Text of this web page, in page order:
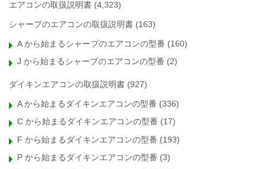
エアコンの取扱説明書 (4,323)
シャープのエアコンの取扱説明書 (163)
A から始まるシャープのエアコンの型番 (160)
J から始まるシャープのエアコンの型番 (2)
ダイキンエアコンの取扱説明書 (927)
A から始まるダイキンエアコンの型番 (336)
C から始まるダイキンエアコンの型番 (17)
F から始まるダイキンエアコンの型番 (193)
P から始まるダイキンエアコンの型番 (3)